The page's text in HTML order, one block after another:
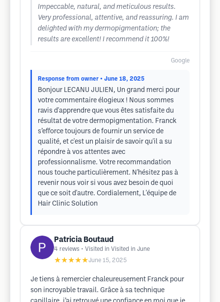
Impeccable, natural, and meticulous results.
Very professional, attentive, and reassuring. I am
delighted with my dermopigmentation; the
results are excellent! I recommend it 100%!
Google
Response from owner • June 18, 2025
Bonjour LECANU JULIEN, Un grand merci pour
votre commentaire élogieux ! Nous sommes
ravis d'apprendre que vous êtes satisfaite du
résultat de votre dermopigmentation. Franck
s’efforce toujours de fournir un service de
qualité, et c'est un plaisir de savoir qu'il a su
répondre à vos attentes avec
professionnalisme. Votre recommandation
nous touche particulièrement. N'hésitez pas à
revenir nous voir si vous avez besoin de quoi
que ce soit d'autre. Cordialement, L'équipe de
Hair Clinic Solution
Patricia Boutaud
4 reviews • Visited in Visited in June
★★★★★June 15, 2025
Je tiens à remercier chaleureusement Franck pour
son incroyable travail. Grâce à sa technique